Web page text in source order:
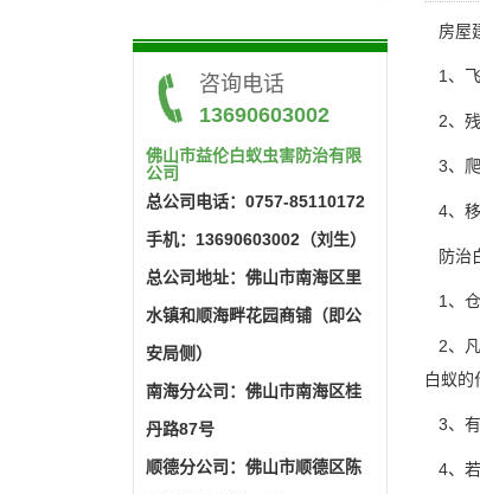
咨询电话
13690603002
佛山市益伦白蚁虫害防治有限
公司
总公司电话：0757-85110172
手机：13690603002（刘生）
总公司地址：佛山市南海区里
水镇和顺海畔花园商铺（即公
安局侧）
南海分公司：佛山市南海区桂
丹路87号
顺德分公司：佛山市顺德区陈
房屋
1、
2、残
3、爬
4、
防治
1、
2、凡
白蚁的
3、
4、若